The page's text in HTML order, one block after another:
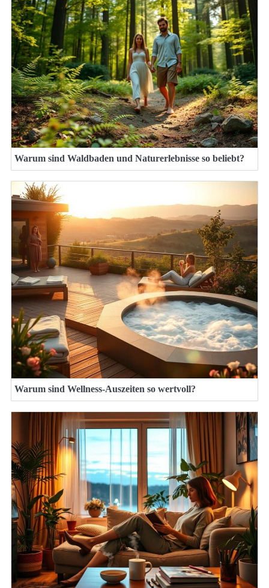
Warum sind Waldbaden und Naturerlebnisse so beliebt?
Warum sind Wellness-Auszeiten so wertvoll?